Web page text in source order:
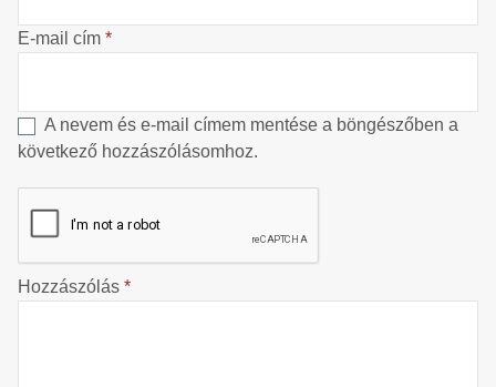
E-mail cím *
A nevem és e-mail címem mentése a böngészőben a
következő hozzászólásomhoz.
Hozzászólás *